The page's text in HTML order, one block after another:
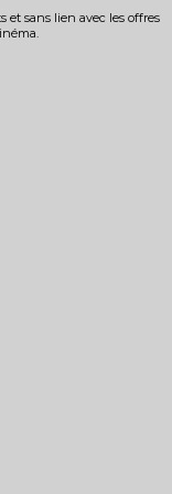
sans lien avec les offres